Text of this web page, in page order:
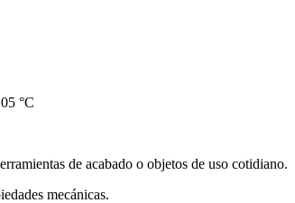
°C
de acabado o objetos de uso cotidiano.
mecánicas.